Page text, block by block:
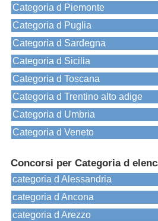
Categoria d Piemonte
Categoria d Puglia
Categoria d Sardegna
Categoria d Sicilia
Categoria d Toscana
Categoria d Trentino alto adige
Categoria d Umbria
Categoria d Veneto
Concorsi per Categoria d
categoria d Alessandria
categoria d Ancona
categoria d Arezzo